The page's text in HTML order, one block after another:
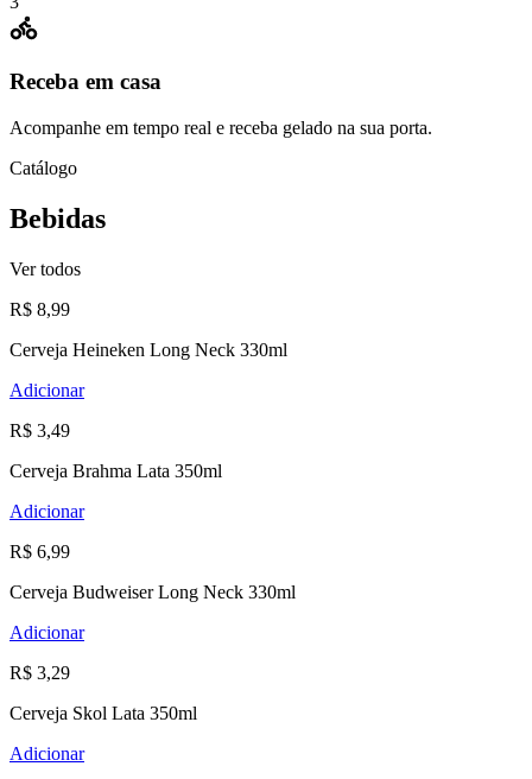
Receba em casa
Acompanhe em tempo real e receba gelado na sua porta.
Catálogo
Bebidas
Ver todos
R$ 8,99
Cerveja Heineken Long Neck 330ml
Adicionar
R$ 3,49
Cerveja Brahma Lata 350ml
Adicionar
R$ 6,99
Cerveja Budweiser Long Neck 330ml
Adicionar
R$ 3,29
Cerveja Skol Lata 350ml
Adicionar